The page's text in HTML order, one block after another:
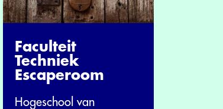
Faculteit
Techniek
Escaperoom
Hogeschool van